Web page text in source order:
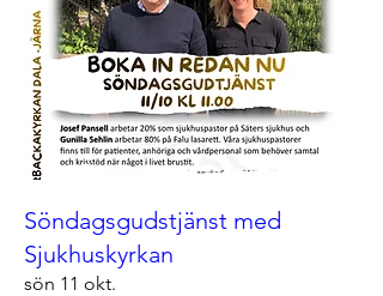
Söndagsgudstjänst med
Sjukhuskyrkan
sön 11 okt.